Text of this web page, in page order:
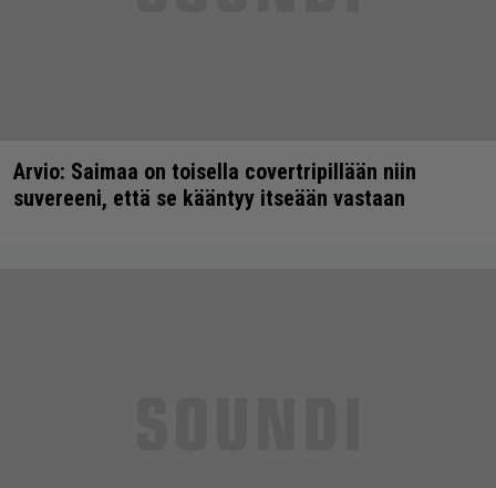
Arvio: Saimaa on toisella covertripillään niin
suvereeni, että se kääntyy itseään vastaan